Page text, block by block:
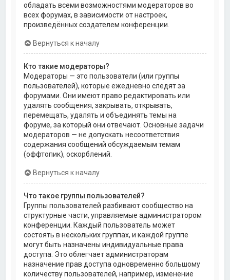
обладать всеми возможностями модераторов во
всех форумах, в зависимости от настроек,
произведённых создателем конференции.
Вернуться к началу
Кто такие модераторы?
Модераторы — это пользователи (или группы
пользователей), которые ежедневно следят за
форумами. Они имеют право редактировать или
удалять сообщения, закрывать, открывать,
перемещать, удалять и объединять темы на
форуме, за который они отвечают. Основные задачи
модераторов — не допускать несоответствия
содержания сообщений обсуждаемым темам
(оффтопик), оскорблений.
Вернуться к началу
Что такое группы пользователей?
Группы пользователей разбивают сообщество на
структурные части, управляемые администратором
конференции. Каждый пользователь может
состоять в нескольких группах, и каждой группе
могут быть назначены индивидуальные права
доступа. Это облегчает администраторам
назначение прав доступа одновременно большому
количеству пользователей, например, изменение